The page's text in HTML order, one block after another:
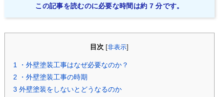
この記事を読むのに必要な時間は約 7 分です。
目次 [非表示
1
・外壁塗装工事はなぜ必要なのか？
2 ・外壁塗装工事の時期
3 外壁塗装をしないとどうなるのか